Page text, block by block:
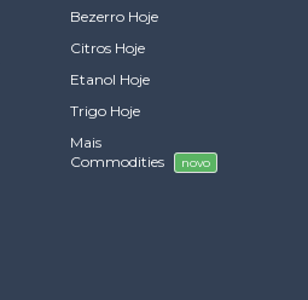
Bezerro Hoje
Citros Hoje
Etanol Hoje
Trigo Hoje
Mais
Commodities
novo